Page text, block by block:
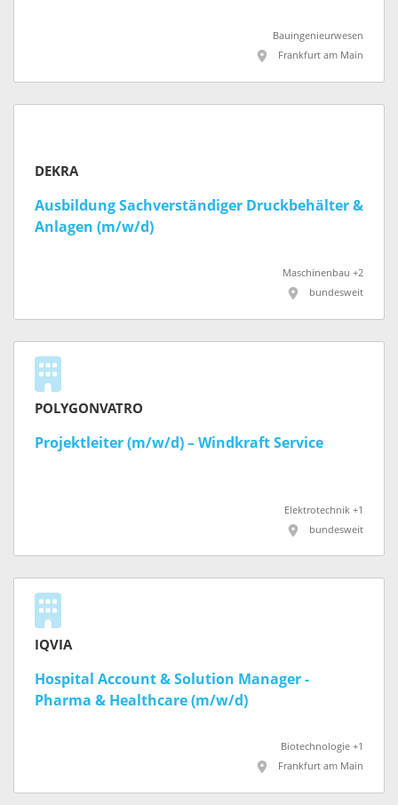
Bauingenieurwesen
Frankfurt am Main
DEKRA
Ausbildung Sachverständiger Druckbehälter &
Anlagen (m/w/d)
Maschinenbau +2
bundesweit
POLYGONVATRO
Projektleiter (m/w/d) – Windkraft Service
Elektrotechnik +1
bundesweit
IQVIA
Hospital Account & Solution Manager -
Pharma & Healthcare (m/w/d)
Biotechnologie +1
Frankfurt am Main